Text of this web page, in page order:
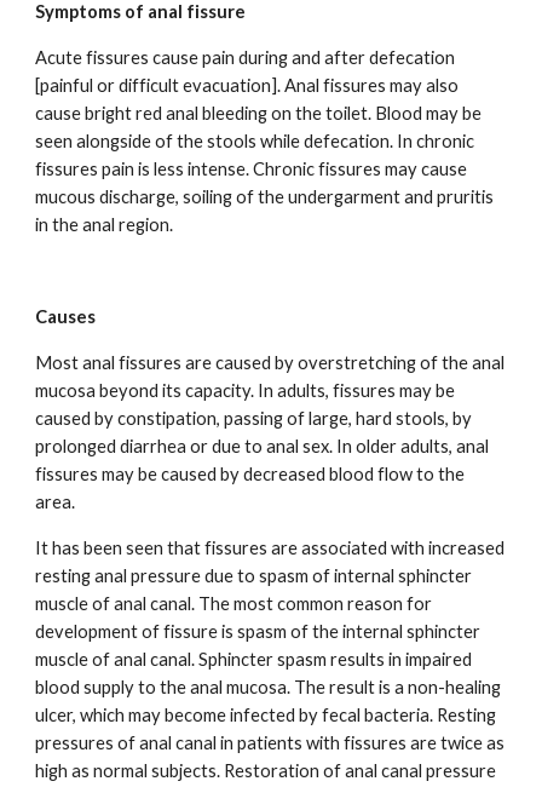
Symptoms of anal fissure
Acute fissures cause pain during and after defecation
[painful or difficult evacuation]. Anal fissures may also
cause bright red anal bleeding on the toilet. Blood may be
seen alongside of the stools while defecation. In chronic
fissures pain is less intense. Chronic fissures may cause
mucous discharge, soiling of the undergarment and pruritis
in the anal region.
Causes
Most anal fissures are caused by overstretching of the anal
mucosa beyond its capacity. In adults, fissures may be
caused by constipation, passing of large, hard stools, by
prolonged diarrhea or due to anal sex. In older adults, anal
fissures may be caused by decreased blood flow to the
area.
It has been seen that fissures are associated with increased
resting anal pressure due to spasm of internal sphincter
muscle of anal canal. The most common reason for
development of fissure is spasm of the internal sphincter
muscle of anal canal. Sphincter spasm results in impaired
blood supply to the anal mucosa. The result is a non-healing
ulcer, which may become infected by fecal bacteria. Resting
pressures of anal canal in patients with fissures are twice as
high as normal subjects. Restoration of anal canal pressure